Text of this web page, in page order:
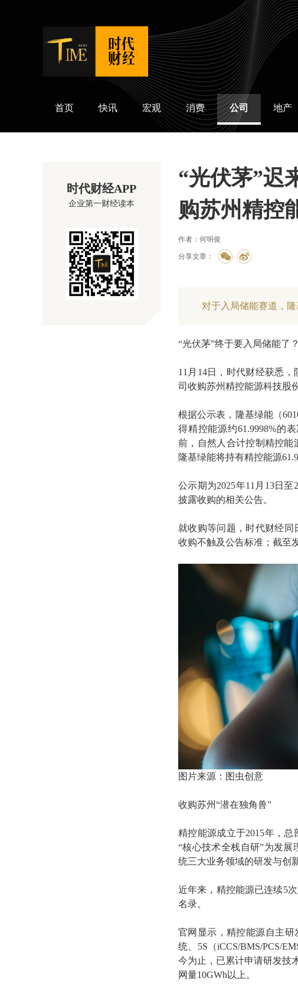
时代财经
首页 快讯 宏观 消费 公司 地产
时代财经APP
企业第一财经读本
“光伏茅”迟
购苏州精控
作者：何明俊
分享文章：
对于入局储能赛道，
“光伏茅”终于要入局储能了？
11月14日，时代财经获悉
司收购苏州精控能源科技股
根据公示表，隆基绿能（
得精控能源约61.9998%的
前，自然人合计控制精控能
隆基绿能将持有精控能源
公示期为2025年11月13日
披露收购的相关公告。
就收购等问题，时代财经
收购不触及公告标准；截至
图片来源：图虫创意
收购苏州“潜在独角兽”
精控能源成立于2015年，
“核心技术全栈自研”为发
统三大业务领域的研发与创
近年来，精控能源已连续5
名录。
官网显示，精控能源自主研
统、5S（iCCS/BMS/PCS/
今为止，已累计申请研发技
网量10GWh以上。